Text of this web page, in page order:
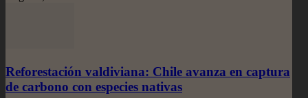
Reforestación valdiviana: Chile avanza en captura
de carbono con especies nativas